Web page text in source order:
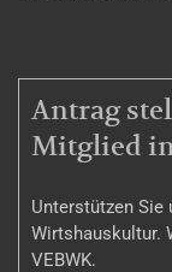
Antrag
Mitglied
Unterstützen Sie
Wirtshauskultur.
VEBWK.